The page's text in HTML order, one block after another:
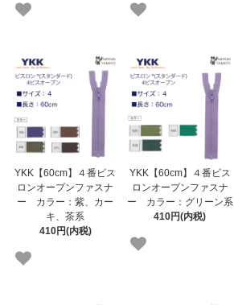
YKK【60cm】４番ビス
ロンオープンファスナ
ー カラー：紫、カー
キ、茶系
410円(内税)
YKK【60cm】４番ビス
ロンオープンファスナ
ー カラー：グリーン系
410円(内税)